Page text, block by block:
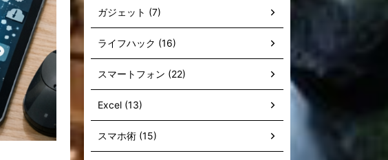
ガジェット (7)
ライフハック (16)
スマートフォン (22)
Excel (13)
スマホ術 (15)